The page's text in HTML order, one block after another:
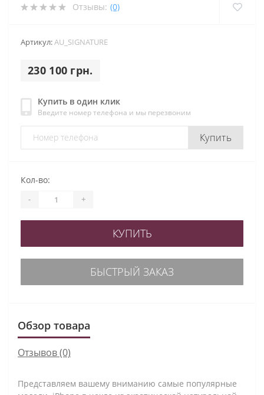
Отзывы: (0)
Артикул:AU_SIGNATURE
230 100 грн.
Купить в один клик
Введите номер телефона и мы перезвоним
Купить
Кол-во:
- +
КУПИТЬ
БЫСТРЫЙ ЗАКАЗ
Обзор товара
Отзывов (0)
Представляем вашему вниманию самые популярные